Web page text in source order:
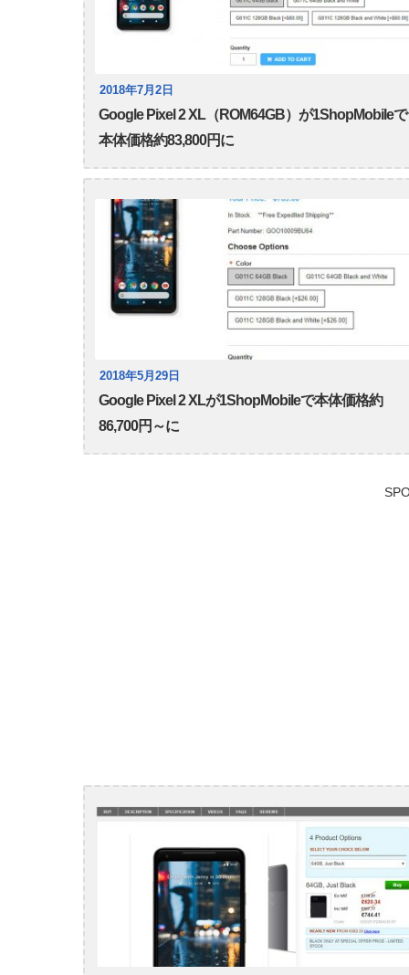
2018年7月2日
Google Pixel 2 XL（ROM64GB）が1ShopMobileで
本体価格約83,800円に
2018年5月29日
Google Pixel 2 XLが1ShopMobileで本体価格約
86,700円～に